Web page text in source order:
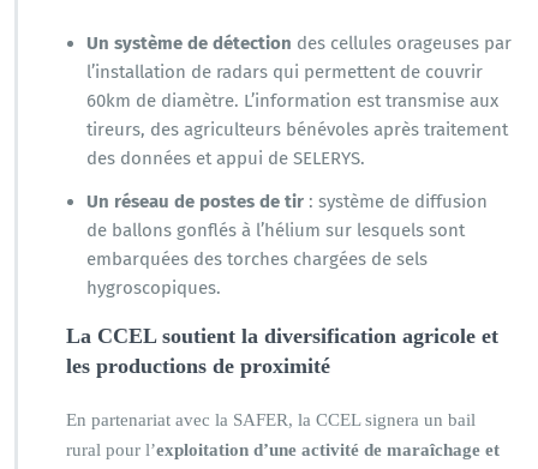
Un système de détection des cellules orageuses par
l’installation de radars qui permettent de couvrir
60km de diamètre. L’information est transmise aux
tireurs, des agriculteurs bénévoles après traitement
des données et appui de SELERYS.
Un réseau de postes de tir : système de diffusion
de ballons gonflés à l’hélium sur lesquels sont
embarquées des torches chargées de sels
hygroscopiques.
La CCEL soutient la diversification agricole et
les productions de proximité
En partenariat avec la SAFER, la CCEL signera un bail
rural pour l’exploitation d’une activité de maraîchage et